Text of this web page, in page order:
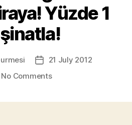
Yüzde 1
Post21 July 2012
No Commentson